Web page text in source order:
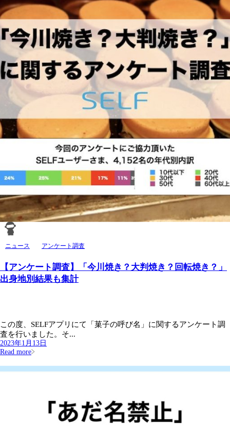
ニュース アンケート調査
【アンケート調査】「今川焼き？大判焼き？回転焼き？」
出身地別結果も集計
この度、SELFアプリにて「菓子の呼び名」に関するアンケート調
査を行いました。そ...
2023年1月13日
Read more